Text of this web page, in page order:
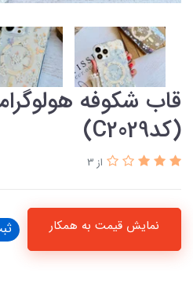
قاب شکوفه
(کدC2029)
از 3
نمایش قیمت به همکار